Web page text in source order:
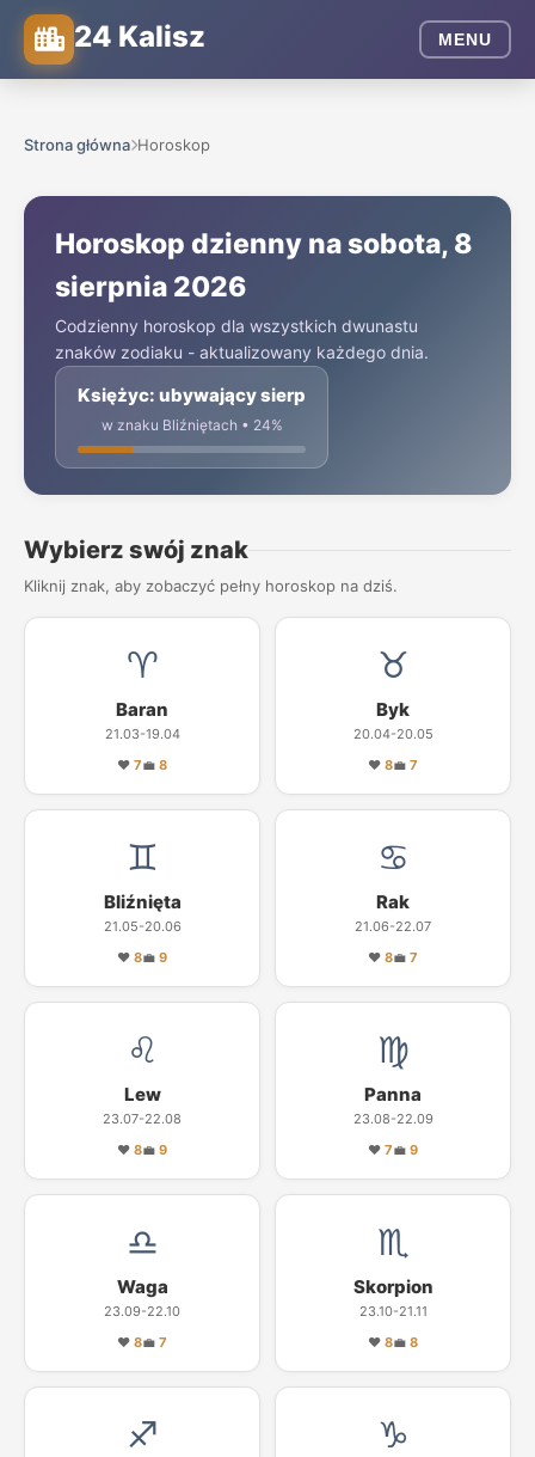
24 Kalisz MENU
Strona główna Horoskop
Horoskop dzienny na sobota, 8
sierpnia 2026
Codzienny horoskop dla wszystkich dwunastu
znaków zodiaku - aktualizowany każdego dnia.
Księżyc: ubywający sierp
w znaku Bliźniętach • 24%
Wybierz swój znak
Kliknij znak, aby zobaczyć pełny horoskop na dziś.
♈
Baran
21.03-19.04
❤ 7💼 8
♉
Byk
20.04-20.05
❤ 8💼 7
♊
Bliźnięta
21.05-20.06
❤ 8💼 9
♋
Rak
21.06-22.07
❤ 8💼 7
♌
Lew
23.07-22.08
❤ 8💼 9
♍
Panna
23.08-22.09
❤ 7💼 9
♎
Waga
23.09-22.10
❤ 8💼 7
♏
Skorpion
23.10-21.11
❤ 8💼 8
♐ ♑